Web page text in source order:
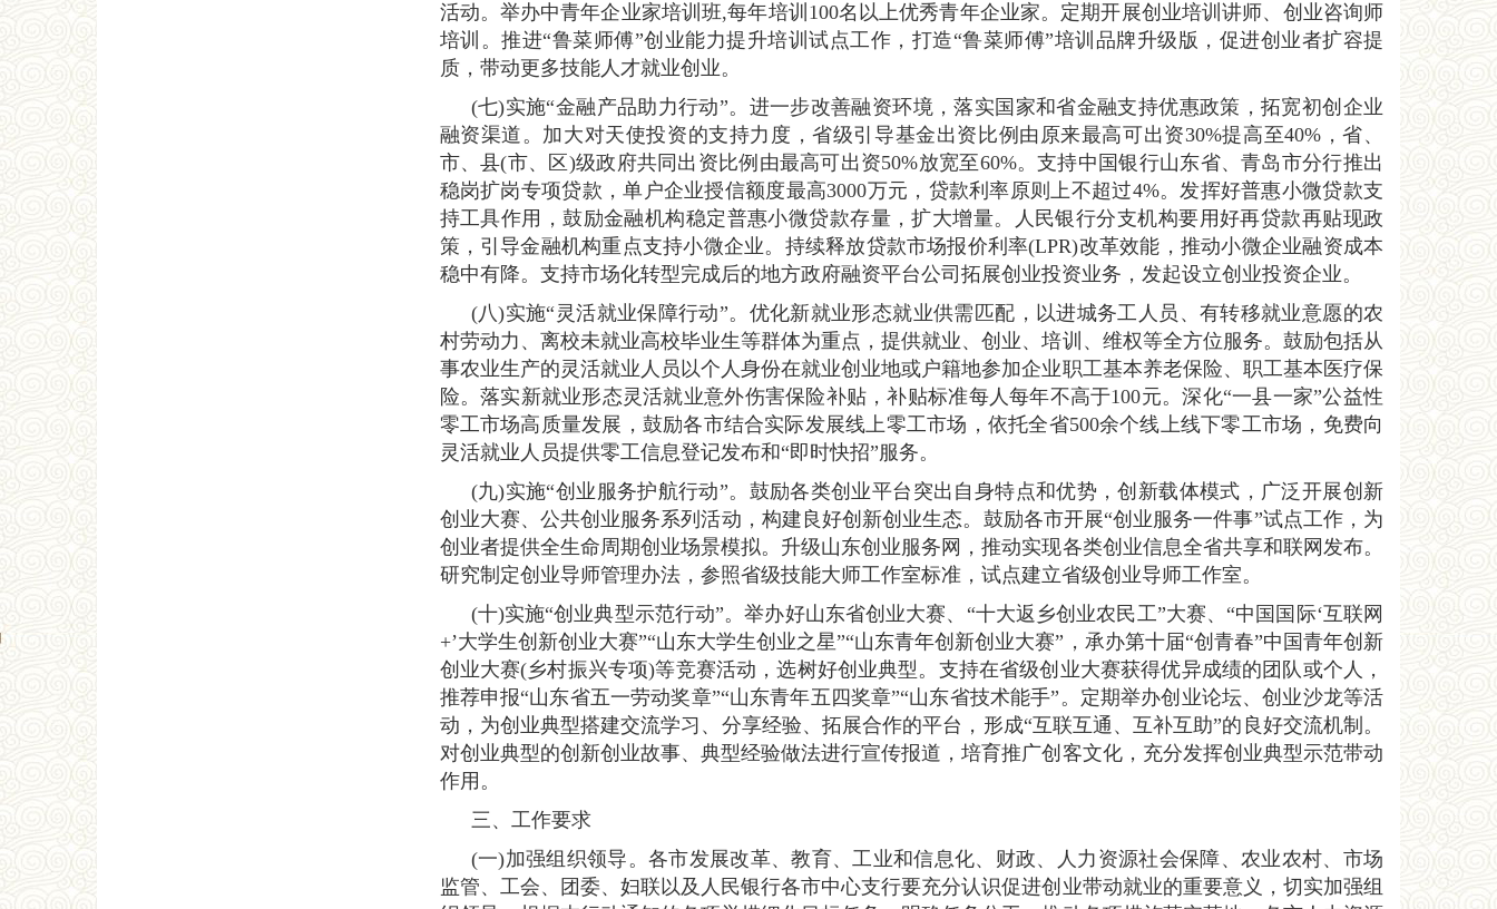
活动。举办中青年企业家培训班,每年培训100名以上优秀青年企业家。定期开展创业培训讲师、创业咨询师
培训。推进“鲁菜师傅”创业能力提升培训试点工作，打造“鲁菜师傅”培训品牌升级版，促进创业者扩容提
质，带动更多技能人才就业创业。
(七)实施“金融产品助力行动”。进一步改善融资环境，落实国家和省金融支持优惠政策，拓宽初创企业
融资渠道。加大对天使投资的支持力度，省级引导基金出资比例由原来最高可出资30%提高至40%，省、
市、县(市、区)级政府共同出资比例由最高可出资50%放宽至60%。支持中国银行山东省、青岛市分行推出
稳岗扩岗专项贷款，单户企业授信额度最高3000万元，贷款利率原则上不超过4%。发挥好普惠小微贷款支
持工具作用，鼓励金融机构稳定普惠小微贷款存量，扩大增量。人民银行分支机构要用好再贷款再贴现政
策，引导金融机构重点支持小微企业。持续释放贷款市场报价利率(LPR)改革效能，推动小微企业融资成本
稳中有降。支持市场化转型完成后的地方政府融资平台公司拓展创业投资业务，发起设立创业投资企业。
(八)实施“灵活就业保障行动”。优化新就业形态就业供需匹配，以进城务工人员、有转移就业意愿的农
村劳动力、离校未就业高校毕业生等群体为重点，提供就业、创业、培训、维权等全方位服务。鼓励包括从
事农业生产的灵活就业人员以个人身份在就业创业地或户籍地参加企业职工基本养老保险、职工基本医疗保
险。落实新就业形态灵活就业意外伤害保险补贴，补贴标准每人每年不高于100元。深化“一县一家”公益性
零工市场高质量发展，鼓励各市结合实际发展线上零工市场，依托全省500余个线上线下零工市场，免费向
灵活就业人员提供零工信息登记发布和“即时快招”服务。
(九)实施“创业服务护航行动”。鼓励各类创业平台突出自身特点和优势，创新载体模式，广泛开展创新
创业大赛、公共创业服务系列活动，构建良好创新创业生态。鼓励各市开展“创业服务一件事”试点工作，为
创业者提供全生命周期创业场景模拟。升级山东创业服务网，推动实现各类创业信息全省共享和联网发布。
研究制定创业导师管理办法，参照省级技能大师工作室标准，试点建立省级创业导师工作室。
(十)实施“创业典型示范行动”。举办好山东省创业大赛、“十大返乡创业农民工”大赛、“中国国际‘互联网
+’大学生创新创业大赛”“山东大学生创业之星”“山东青年创新创业大赛”，承办第十届“创青春”中国青年创新
创业大赛(乡村振兴专项)等竞赛活动，选树好创业典型。支持在省级创业大赛获得优异成绩的团队或个人，
推荐申报“山东省五一劳动奖章”“山东青年五四奖章”“山东省技术能手”。定期举办创业论坛、创业沙龙等活
动，为创业典型搭建交流学习、分享经验、拓展合作的平台，形成“互联互通、互补互助”的良好交流机制。
对创业典型的创新创业故事、典型经验做法进行宣传报道，培育推广创客文化，充分发挥创业典型示范带动
作用。
三、工作要求
(一)加强组织领导。各市发展改革、教育、工业和信息化、财政、人力资源社会保障、农业农村、市场
监管、工会、团委、妇联以及人民银行各市中心支行要充分认识促进创业带动就业的重要意义，切实加强组